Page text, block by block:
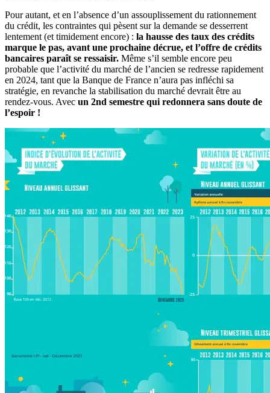
Pour autant, et en l’absence d’un assouplissement du rationnement
du crédit, les contraintes qui pèsent sur la demande se desserrent
lentement (et timidement encore) : la hausse des taux des crédits
marque le pas, avant une prochaine décrue, et l’offre de crédits
bancaires paraît se ressaisir. Même s’il semble encore peu
probable que l’activité du marché de l’ancien se redresse rapidement
en 2024, tant que la Banque de France n’aura pas infléchi sa
stratégie, en revanche la stabilisation du marché devrait être au
rendez-vous. Avec un 2nd semestre qui redonnera sans doute de
l’espoir !